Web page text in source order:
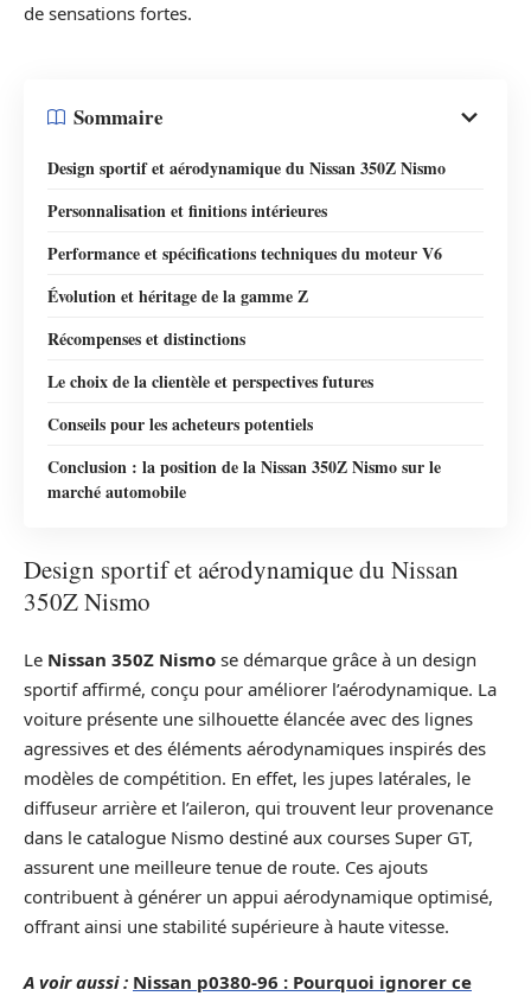
de sensations fortes.
Sommaire
Design sportif et aérodynamique du Nissan 350Z Nismo
Personnalisation et finitions intérieures
Performance et spécifications techniques du moteur V6
Évolution et héritage de la gamme Z
Récompenses et distinctions
Le choix de la clientèle et perspectives futures
Conseils pour les acheteurs potentiels
Conclusion : la position de la Nissan 350Z Nismo sur le
marché automobile
Design sportif et aérodynamique du Nissan
350Z Nismo
Le Nissan 350Z Nismo se démarque grâce à un design
sportif affirmé, conçu pour améliorer l’aérodynamique. La
voiture présente une silhouette élancée avec des lignes
agressives et des éléments aérodynamiques inspirés des
modèles de compétition. En effet, les jupes latérales, le
diffuseur arrière et l’aileron, qui trouvent leur provenance
dans le catalogue Nismo destiné aux courses Super GT,
assurent une meilleure tenue de route. Ces ajouts
contribuent à générer un appui aérodynamique optimisé,
offrant ainsi une stabilité supérieure à haute vitesse.
A voir aussi : Nissan p0380-96 : Pourquoi ignorer ce